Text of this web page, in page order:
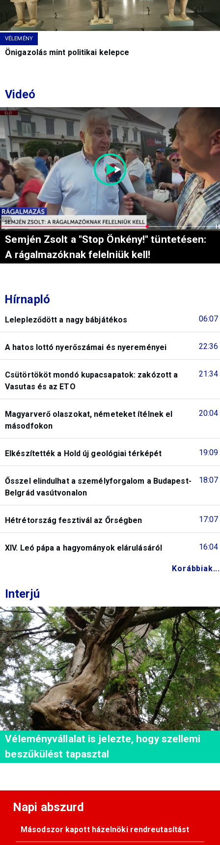
VÉLEMÉNY
Önigazolás mint politikai kelepce
Videó
Semjén Zsolt a "Stop Önkény!" tüntetésen:
A rágalmazóknak felelniük kell!
Hírnapló
06:07
Lelepleződött a nagy bábjátékos
22:36
A hatos lottó nyerőszámai és nyereményei
21:34
Csütörtököt mondó kupacsapatok: zakózott a
Vasutas és az ETO
20:04
Magyarverő olaszokat, németeket ítélnek el
másodfokon
19:09
Elkészítették a Hold új geológiai térképét
18:07
Ősszel elindulhat a személyforgalom a Budapest-
Belgrád vasútvonalon
17:07
Hétrétország fesztivál az Őrségben
16:04
XIV. Leó pápa a hagyományok elárulásáról
Korábbiak...
Interjú
Véleményvállalat is jelezte, hogy szellemi
beszűkülést tapasztal
Napi abszurd
Másodszor kapott házelnöki rendreutasítást